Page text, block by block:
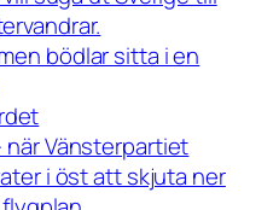
bödlar sitta i en
när Vänsterpartiet
i öst att skjuta ner